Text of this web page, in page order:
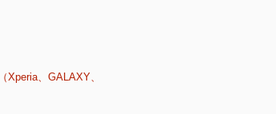
、GALAXY、